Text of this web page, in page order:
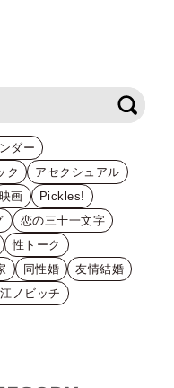
ダー
ク
アセクシュアル
映画
Pickles!
恋の三十一文字
性トーク
同性婚
友情結婚
ノビッチ